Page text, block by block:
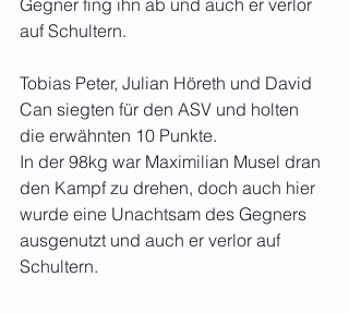
Gegner fing ihn ab und auch er verlor
auf Schultern.
Tobias Peter, Julian Höreth und David
Can siegten für den ASV und holten
die erwähnten 10 Punkte.
In der 98kg war Maximilian Musel dran
den Kampf zu drehen, doch auch hier
wurde eine Unachtsam des Gegners
ausgenutzt und auch er verlor auf
Schultern.